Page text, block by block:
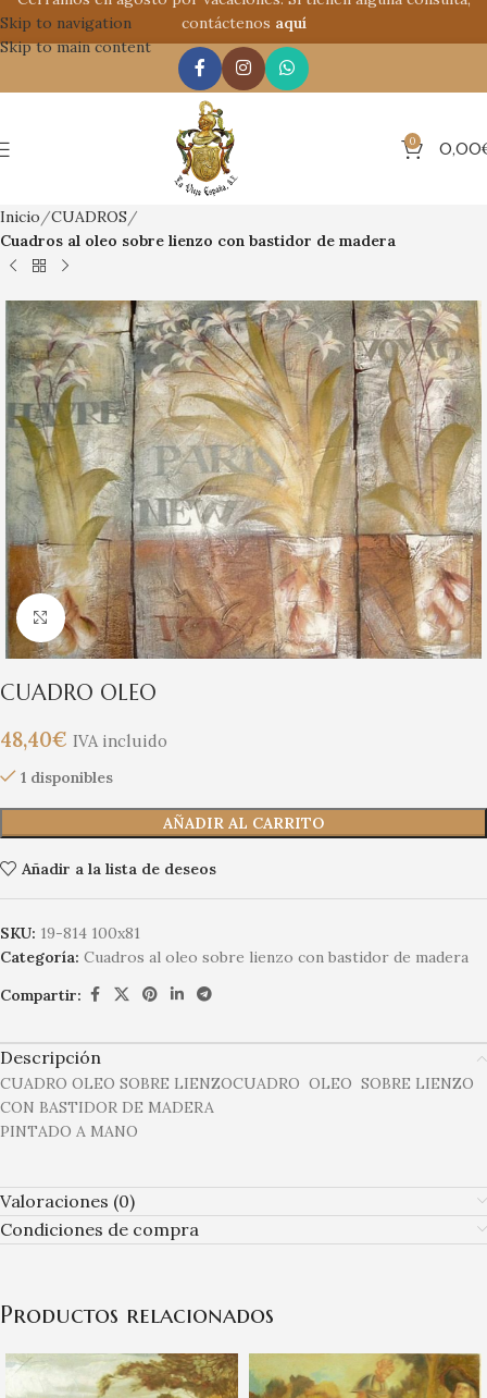
Skip to navigation
Skip to main content
0 0,00
Inicio
CUADROS
Cuadros al oleo sobre lienzo con bastidor de madera
Clic para ampliar
CUADRO OLEO
48,40€ IVA incluido
1 disponibles
AÑADIR AL CARRITO
Añadir a la lista de deseos
SKU: 19-814 100x81
Categoría: Cuadros al oleo sobre lienzo con bastidor de madera
Compartir:
Descripción
CUADRO OLEO SOBRE LIENZOCUADRO OLEO SOBRE LIENZO
CON BASTIDOR DE MADERA
PINTADO A MANO
Valoraciones (0)
Condiciones de compra
Productos relacionados
contáctenos aquí